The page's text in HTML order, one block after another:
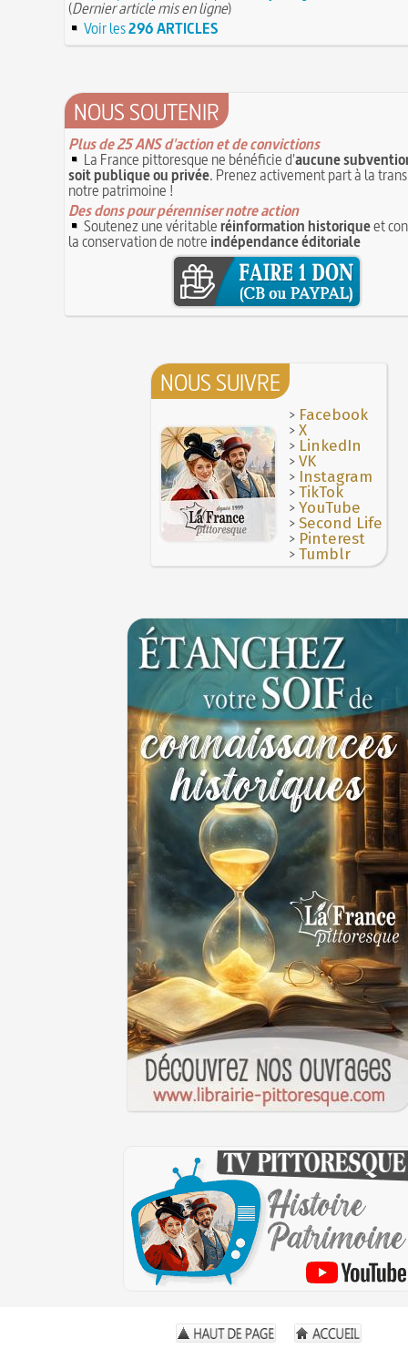
(Dernier article mis en ligne)
Voir les296 ARTICLES
NOUS SOUTENIR
Plus de 25 ANS d'action et de convictions
La France pittoresque ne bénéficie d'aucune
soit publique ou privée. Prenez activement part à la
notre patrimoine !
Des dons pour pérenniser notre action
Soutenez une véritableréinformation historiqueet
la conservation de notre indépendance éditoriale
NOUS SUIVRE
> Facebook
>X
> LinkedIn
>VK
> Instagram
>TikTok
>YouTube
>Second Life
> Pinterest
>Tumblr